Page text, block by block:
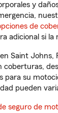
y
de
adicional si la
Saint Johns,
coberturas,
para su
pueden
seguro de